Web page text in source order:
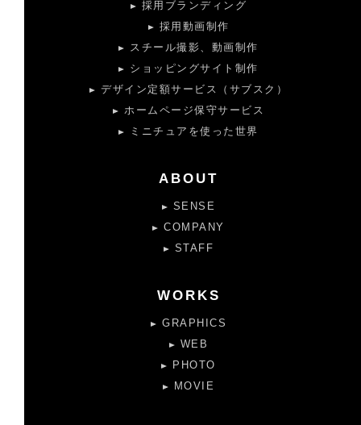
採用ブランディング
採用動画制作
スチール撮影、動画制作
ショッピングサイト制作
デザイン定額サービス（サブスク）
ホームページ保守サービス
ミニチュアを使った世界
ABOUT
SENSE
COMPANY
STAFF
WORKS
GRAPHICS
WEB
PHOTO
MOVIE